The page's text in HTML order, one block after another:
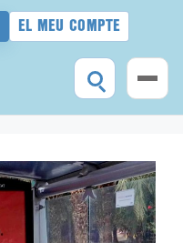
EL MEU COMPTE